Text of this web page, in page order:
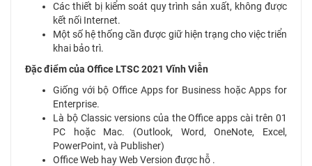
Các thiết bị kiểm soát quy trình sản xuất, không được
kết nối Internet.
Một số hệ thống cần được giữ hiện trạng cho việc triển
khai bảo trì.
Đặc điểm của Office LTSC 2021 Vĩnh Viễn
Giống với bộ Office Apps for Business hoặc Apps for
Enterprise.
Là bộ Classic versions của the Office apps cài trên 01
PC hoặc Mac. (Outlook, Word, OneNote, Excel,
PowerPoint, và Publisher)
Office Web hay Web Version được hỗ .